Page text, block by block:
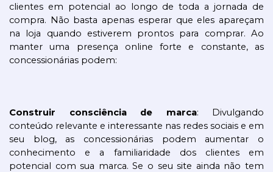
clientes em potencial ao longo de toda a jornada de
compra. Não basta apenas esperar que eles apareçam
na loja quando estiverem prontos para comprar. Ao
manter uma presença online forte e constante, as
concessionárias podem:
Construir consciência de marca: Divulgando
conteúdo relevante e interessante nas redes sociais e em
seu blog, as concessionárias podem aumentar o
conhecimento e a familiaridade dos clientes em
potencial com sua marca. Se o seu site ainda não tem